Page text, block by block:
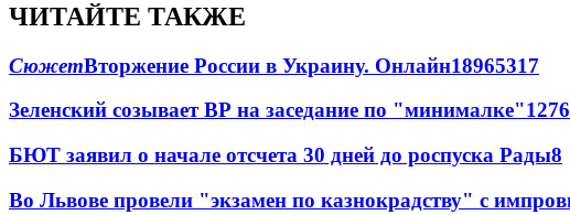
ЧИТАЙТЕ ТАКЖЕ
СюжетВторжение России в Украину. Онлайн18965317
Зеленский созывает ВР на заседание по "минималке"1276
БЮТ заявил о начале отсчета 30 дней до роспуска Рады8
Во Львове провели "экзамен по казнокрадству" с